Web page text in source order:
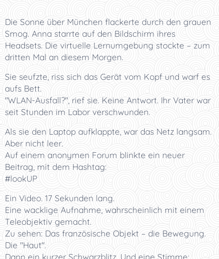
Die Sonne über München flackerte durch den grauen
Smog. Anna starrte auf den Bildschirm ihres
Headsets. Die virtuelle Lernumgebung stockte – zum
dritten Mal an diesem Morgen.
Sie seufzte, riss sich das Gerät vom Kopf und warf es
aufs Bett.
"WLAN-Ausfall?", rief sie. Keine Antwort. Ihr Vater war
seit Stunden im Labor verschwunden.
Als sie den Laptop aufklappte, war das Netz langsam.
Aber nicht leer.
Auf einem anonymen Forum blinkte ein neuer
Beitrag, mit dem Hashtag:
#lookUP
Ein Video. 17 Sekunden lang.
Eine wacklige Aufnahme, wahrscheinlich mit einem
Teleobjektiv gemacht.
Zu sehen: Das französische Objekt – die Bewegung.
Die "Haut".
Dann ein kurzer Schwarzblitz. Und eine Stimme: